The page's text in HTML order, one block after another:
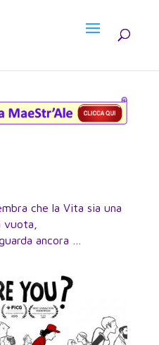
che la Vita sia una
vuota,
ancora …